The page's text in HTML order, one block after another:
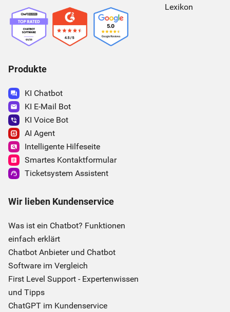
Lexikon
Produkte
KI Chatbot
KI E-Mail Bot
KI Voice Bot
AI Agent
Intelligente Hilfeseite
Smartes Kontaktformular
Ticketsystem Assistent
Wir lieben Kundenservice
Was ist ein Chatbot? Funktionen
einfach erklärt
Chatbot Anbieter und Chatbot
Software im Vergleich
First Level Support - Expertenwissen
und Tipps
ChatGPT im Kundenservice